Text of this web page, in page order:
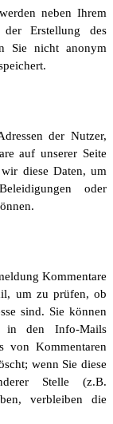
neben Ihrem
Erstellung des
Sie nicht anonym
der Nutzer,
auf unserer Seite
diese Daten, um
oder
Kommentare
um zu prüfen, ob
sind. Sie können
in den Info-Mails
von Kommentaren
wenn Sie diese
Stelle (z.B.
verbleiben die